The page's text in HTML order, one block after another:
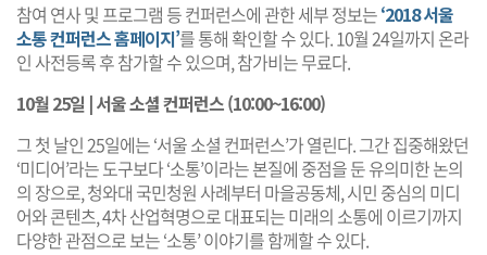
참여 연사 및 프로그램 등 컨퍼런스에 관한 세부 정보는‘2018 서울
소통 컨퍼런스 홈페이지’를 통해 확인할 수 있다. 10월 24일까지 온라
인 사전등록 후 참가할 수 있으며, 참가비는 무료다.
10월 25일 | 서울 소셜 컨퍼런스 (10:00~16:00)
그 첫 날인 25일에는 ‘서울 소셜 컨퍼런스’가 열린다. 그간 집중해왔던
‘미디어’라는 도구보다 ‘소통’이라는 본질에 중점을 둔 유의미한 논의
의 장으로, 청와대 국민청원 사례부터 마을공동체, 시민 중심의 미디
어와 콘텐츠, 4차 산업혁명으로 대표되는 미래의 소통에 이르기까지
다양한 관점으로 보는 ‘소통’ 이야기를 함께할 수 있다.